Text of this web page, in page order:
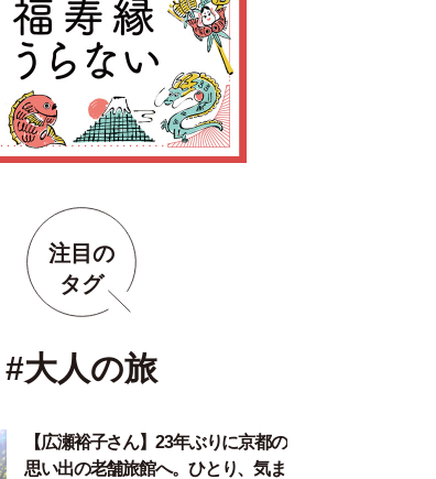
注目の
タグ
#大人の旅
【広瀬裕子さん】23年ぶりに京都の
思い出の老舗旅館へ。ひとり、気ま